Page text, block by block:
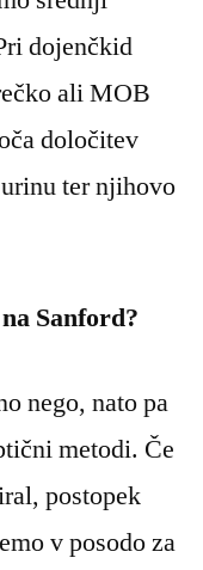
dojenčkid
ali MOB
določitev
ter njihovo
Sanford?
nego, nato pa
metodi. Če
postopek
v posodo za